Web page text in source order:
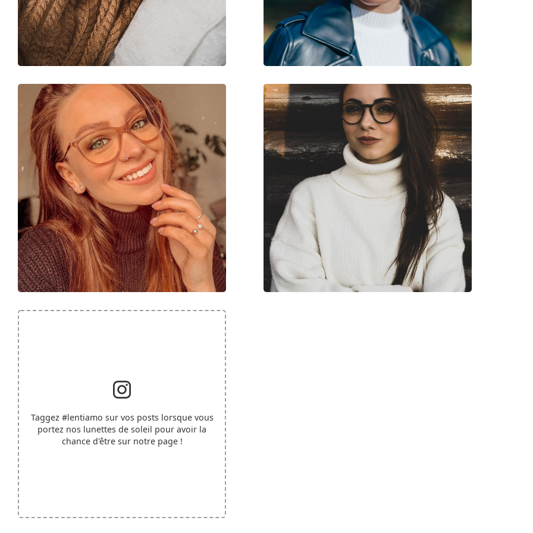
Catégorie:
Lunettes de vue
Marque:
Emporio Armani
Code:
0EA3164 5001 56
Taggez #lentiamo sur vos posts lorsque vous
portez nos lunettes de soleil pour avoir la
chance d'être sur notre page !